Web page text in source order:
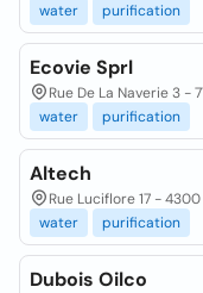
water
purification
Ecovie Sprl
Rue De La Naverie 3 -
water
purification
Altech
Rue Luciflore 17 -
water
purification
Dubois Oilco